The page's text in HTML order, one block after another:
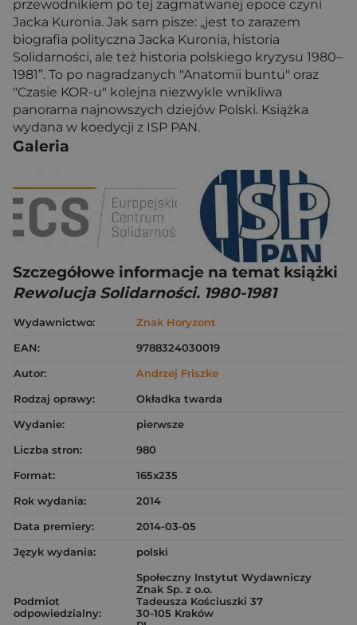
przewodnikiem po tej zagmatwanej epoce czyni
Jacka Kuronia. Jak sam pisze: „jest to zarazem
biografia polityczna Jacka Kuronia, historia
Solidarności, ale też historia polskiego kryzysu 1980–
1981”. To po nagradzanych "Anatomii buntu" oraz
"Czasie KOR-u" kolejna niezwykle wnikliwa
panorama najnowszych dziejów Polski. Książka
wydana w koedycji z ISP PAN.
Galeria
Szczegółowe informacje na temat książki
Rewolucja Solidarności. 1980-1981
Wydawnictwo:
Znak Horyzont
EAN:
9788324030019
Autor:
Andrzej Friszke
Rodzaj oprawy:
Okładka twarda
Wydanie:
pierwsze
Liczba stron:
980
Format:
165x235
Rok wydania:
2014
Data premiery:
2014-03-05
Język wydania:
polski
Podmiot
odpowiedzialny:
Społeczny Instytut Wydawniczy
Znak Sp. z o.o.
Tadeusza Kościuszki 37
30-105 Kraków